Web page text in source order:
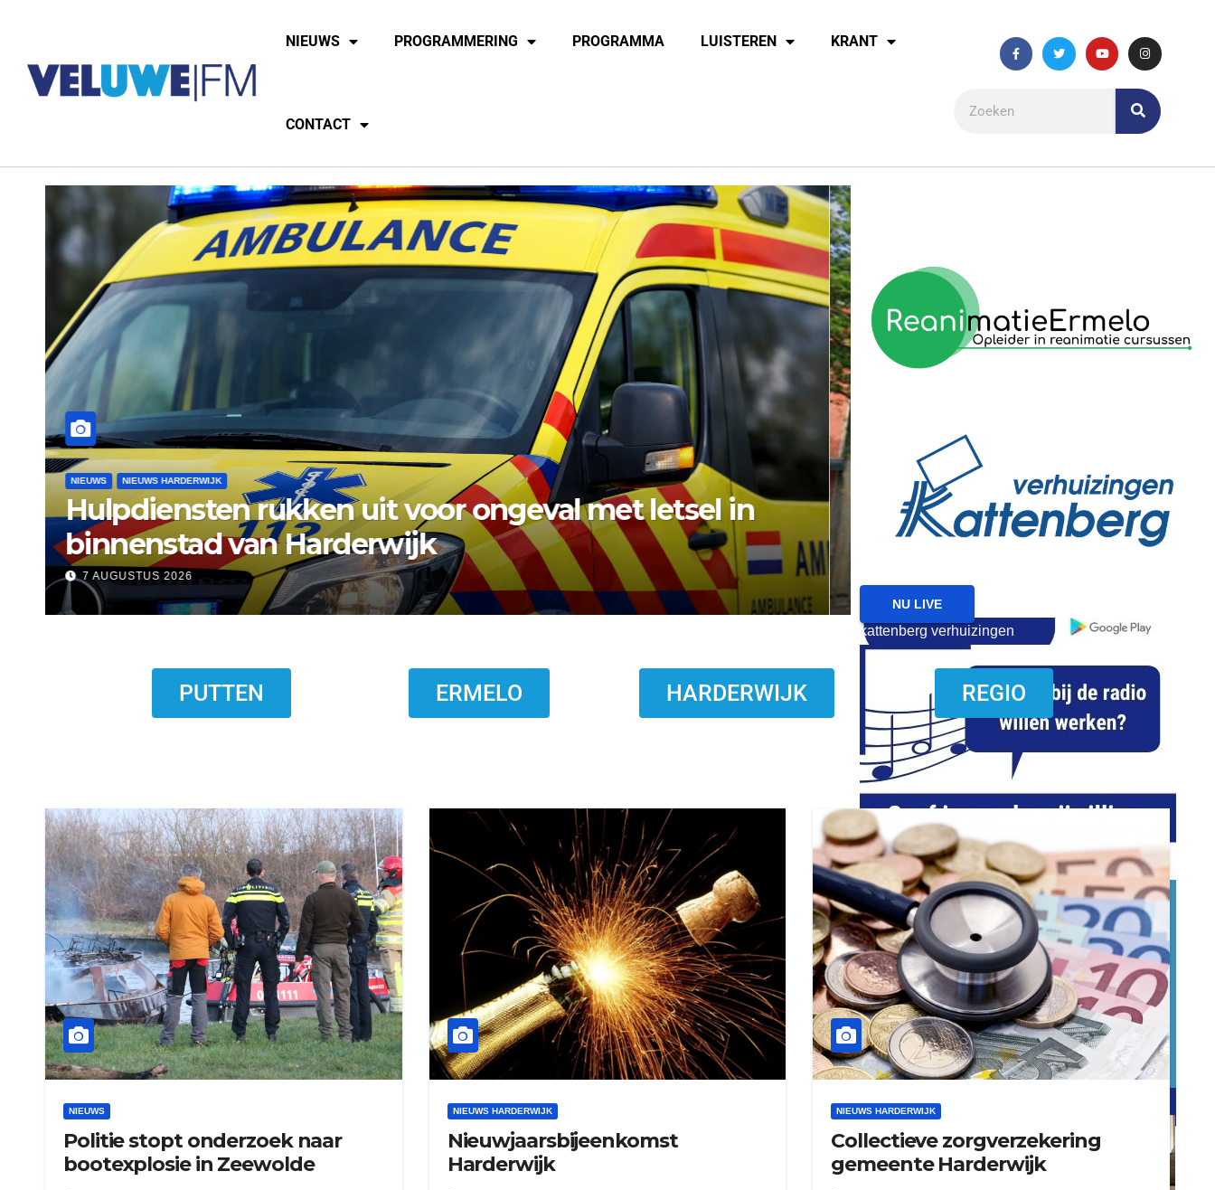
NIEUWS PROGRAMMERING PROGRAMMA LUISTEREN KRANT
CONTACT
NIEUWS NIEUWS ERMELO
Gemeente Ermelo wijst bezwaar vishandel af:
standplaats op Markt stopt eind 2026
7 AUGUSTUS 2026
NIEUWS NIEUWS ERMELO
Brand gemeld bij
Ermelo
reanimatie ermelo
dierenkliniekputten
word vrijwilliger (1)
kattenberg verhuizingen
word vrijwilliger (1)
refreshed webdesign putten
NU LIVE
PUTTEN ERMELO HARDERWIJK REGIO
NIEUWS
Politie stopt onderzoek naar
bootexplosie in Zeewolde
NIEUWS HARDERWIJK
Nieuwjaarsbijeenkomst
Harderwijk
NIEUWS HARDERWIJK
Collectieve zorgverzekering
gemeente Harderwijk